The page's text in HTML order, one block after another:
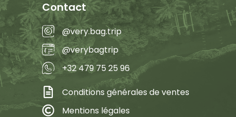
Contact
@very.bag.trip
@verybagtrip
+32 479 75 25 96
Conditions générales de ventes
Mentions légales